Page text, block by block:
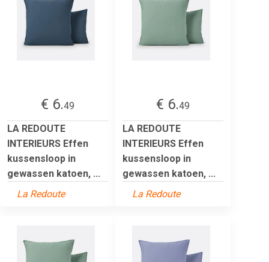
€ 6.49
LA REDOUTE
INTERIEURS Effen
kussensloop in
gewassen katoen, ...
La Redoute
€ 6.49
LA REDOUTE
INTERIEURS Effen
kussensloop in
gewassen katoen, ...
La Redoute